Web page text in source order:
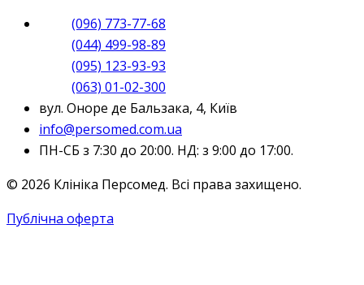
(096) 773-77-68
(044) 499-98-89
(095) 123-93-93
(063) 01-02-300
вул. Оноре де Бальзака, 4, Київ
info@persomed.com.ua
ПН-СБ з 7:30 до 20:00. НД: з 9:00 до 17:00.
© 2026 Клініка Персомед. Всі права захищено.
Публічна оферта